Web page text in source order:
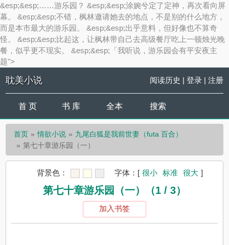
&esp;&esp;……游乐园？ &esp;&esp;涂婉兮定了定神，再次看向屏
幕。 &esp;&esp;不错，枫林邀请她去的地点，不是别的什么地方，
而是本市最大的游乐园。 &esp;&esp;出乎意料，但好像也不算奇
怪。 &esp;&esp;比起这，让枫林带自己去高级餐厅吃上一顿烛光晚
餐，似乎更不现实。 &esp;&esp;「我听说，游乐园会有平安夜主
题">
耽美小说 阅读历史 | 登录| 注册
首 页 书 库 全本 搜索
首页 情欲小说
九尾白狐是我前世妻（futa 百合）
第七十章游乐园（一）
背景色： 字体： [ 很小 标准 很大 ]
第七十章游乐园（一）（1 / 3）
加入书签